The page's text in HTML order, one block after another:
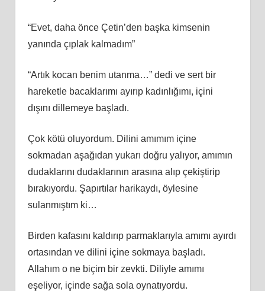
“Evet, daha önce Çetin’den başka kimsenin
yanında çıplak kalmadım”
“Artık kocan benim utanma…” dedi ve sert bir
hareketle bacaklarımı ayırıp kadınlığımı, içini
dışını dillemeye başladı.
Çok kötü oluyordum. Dilini amımım içine
sokmadan aşağıdan yukarı doğru yalıyor, amımın
dudaklarını dudaklarının arasına alıp çekiştirip
bırakıyordu. Şapırtılar harikaydı, öylesine
sulanmıştım ki…
Birden kafasını kaldırıp parmaklarıyla amımı ayırdı
ortasından ve dilini içine sokmaya başladı.
Allahım o ne biçim bir zevkti. Diliyle amımı
eşeliyor, içinde sağa sola oynatıyordu.